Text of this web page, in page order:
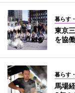
暮らす
東京
を協
暮らす
馬場